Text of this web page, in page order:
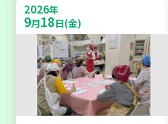
2026年
9月18日(金)